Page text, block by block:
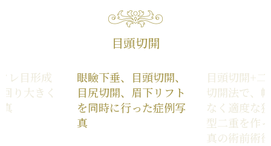
目頭切開
レ目形成
り大きく
眼瞼下垂、目頭切開、
目尻切開、眉下リフト
を同時に行った症例写
真
目頭切開+
切開法で、
なく適度な
型二重を作
真の術前術